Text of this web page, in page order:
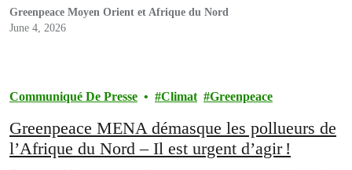
pollueurs historiques à assumer leurs responsabilités.
Greenpeace Moyen Orient et Afrique du Nord
June 4, 2026
Communiqué De Presse Climat Greenpeace
Greenpeace MENA démasque les pollueurs de
l’Afrique du Nord – Il est urgent d’agir !